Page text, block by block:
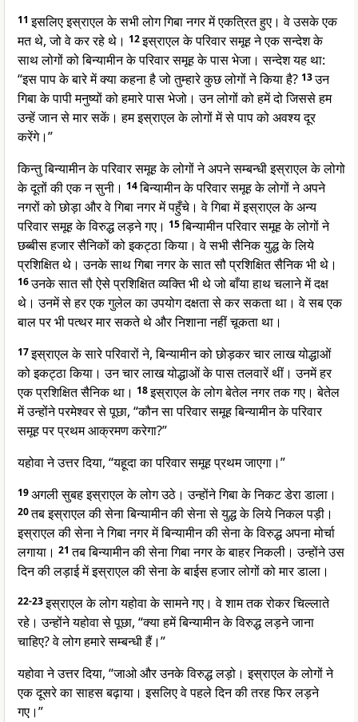
11इसलिए इस्राएल के सभी लोग गिबा नगर में एकत्रित हुए। वे उसके एक
मत थे, जो वे कर रहे थे। 12इस्राएल के परिवार समूह ने एक सन्देश के
साथ लोगों को बिन्यामीन के परिवार समूह के पास भेजा। सन्देश यह था:
“इस पाप के बारे में क्या कहना है जो तुम्हारे कुछ लोगों ने किया है? 13उन
गिबा के पापी मनुष्यों को हमारे पास भेजो। उन लोगों को हमें दो जिससे हम
उन्हें जान से मार सकें। हम इस्राएल के लोगों में से पाप को अवश्य दूर
करेंगे।”
किन्तु बिन्यामीन के परिवार समूह के लोगों ने अपने सम्बन्धी इस्राएल के लोगो
के दूतों की एक न सुनी। 14बिन्यामीन के परिवार समूह के लोगों ने अपने
नगरों को छोड़ा और वे गिबा नगर में पहुँचे। वे गिबा में इस्राएल के अन्य
परिवार समूह के विरुद्ध लड़ने गए। 15बिन्यामीन परिवार समूह के लोगों ने
छब्बीस हजार सैनिकों को इकट्ठा किया। वे सभी सैनिक युद्ध के लिये
प्रशिक्षित थे। उनके साथ गिबा नगर के सात सौ प्रशिक्षित सैनिक भी थे।
16उनके सात सौ ऐसे प्रशिक्षित व्यक्ति भी थे जो बाँया हाथ चलाने में दक्ष
थे। उनमें से हर एक गुलेल का उपयोग दक्षता से कर सकता था। वे सब एक
बाल पर भी पत्थर मार सकते थे और निशाना नहीं चूकता था।
17इस्राएल के सारे परिवारों ने, बिन्यामीन को छोड़कर चार लाख योद्धाओं
को इकट्ठा किया। उन चार लाख योद्धाओं के पास तलवारें थीं। उनमें हर
एक प्रशिक्षित सैनिक था। 18इस्राएल के लोग बेतेल नगर तक गए। बेतेल
में उन्होंने परमेश्वर से पूछा, “कौन सा परिवार समूह बिन्यामीन के परिवार
समूह पर प्रथम आक्रमण करेगा?”
यहोवा ने उत्तर दिया, “यहूदा का परिवार समूह प्रथम जाएगा।”
19अगली सुबह इस्राएल के लोग उठे। उन्होंने गिबा के निकट डेरा डाला।
20तब इस्राएल की सेना बिन्यामीन की सेना से युद्ध के लिये निकल पड़ी।
इस्राएल की सेना ने गिबा नगर में बिन्यामीन की सेना के विरुद्ध अपना मोर्चा
लगाया। 21तब बिन्यामीन की सेना गिबा नगर के बाहर निकली। उन्होंने उस
दिन की लड़ाई में इस्राएल की सेना के बाईस हजार लोगों को मार डाला।
22-23इस्राएल के लोग यहोवा के सामने गए। वे शाम तक रोकर चिल्लाते
रहे। उन्होंने यहोवा से पूछा, “क्या हमें बिन्यामीन के विरुद्ध लड़ने जाना
चाहिए? वे लोग हमारे सम्बन्धी हैं।”
यहोवा ने उत्तर दिया, “जाओ और उनके विरुद्ध लड़ो। इस्राएल के लोगों ने
एक दूसरे का साहस बढ़ाया। इसलिए वे पहले दिन की तरह फिर लड़ने
गए।”